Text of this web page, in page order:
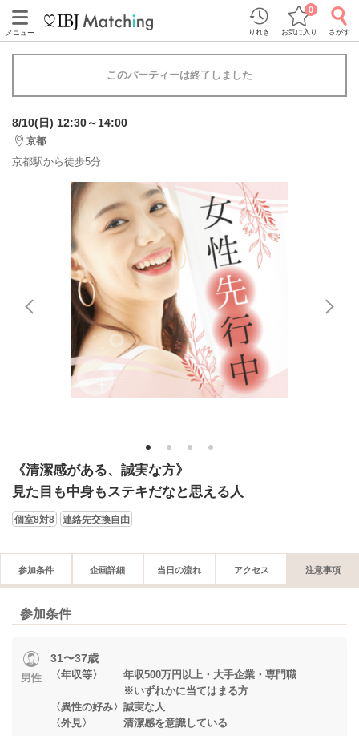
メニュー りれき お気に入り
0
さがす
このパーティーは終了しました
8/10(日) 12:30～14:00
京都
京都駅から徒歩5分
1 2 3 4
《清潔感がある、誠実な方》
見た目も中身もステキだなと思える人
個室8対8 連絡先交換自由
参加条件 企画詳細 当日の流れ アクセス 注意事項
参加条件
男性
31〜37歳
〈年収等〉 年収500万円以上・大手企業・専門職
※いずれかに当てはまる方
〈異性の好み〉誠実な人
〈外見〉 清潔感を意識している